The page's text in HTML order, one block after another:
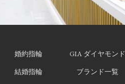
婚約指輪
結婚指輪
GIA ダイヤモンド
ブランド一覧